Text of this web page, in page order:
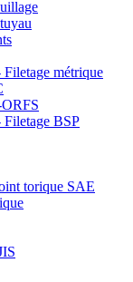
Filetage métrique
Filetage BSP
torique SAE